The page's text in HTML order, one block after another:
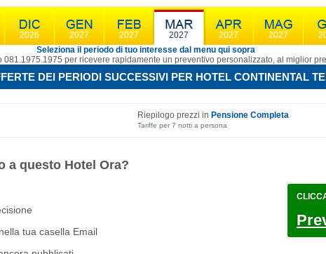
2026 2027 2027 2027 2027 2027
Seleziona il periodo di tuo interesse dal menu qui sopra
081.1975.1975 per ricevere rapidamente un preventivo personalizzato, al miglior
DEI PERIODI SUCCESSIVI PER HOTEL CONTINENTAL
Riepilogo prezzi in Pensione Completa
Tariffe per 7 notti a persona
a questo Hotel Ora?
tua casella Email